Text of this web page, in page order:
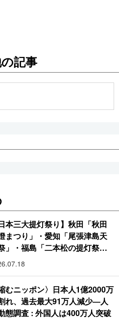
記事
日本三大提灯祭り】秋田「秋田
まつり」・愛知「尾張津島天
」・福島「二本松の提灯祭
:おびただしい灯火が夜空を照
縮むニッポン〉日本人1億2000万
れ、過去最大91万人減少―人
態調査 : 外国人は400万人突破